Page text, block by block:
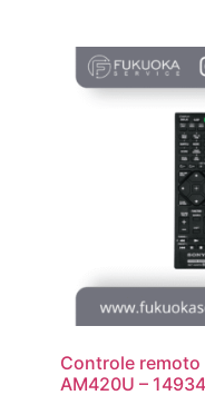
Controle remoto
AM420U –